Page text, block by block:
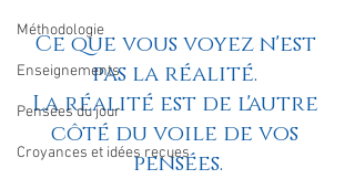
Méthodologie
Enseignements
Pensées du jour
Croyances et idées reçues
Ce que vous voyez n'est
pas la réalité.
La réalité est de l'autre
côté du voile de vos
pensées.